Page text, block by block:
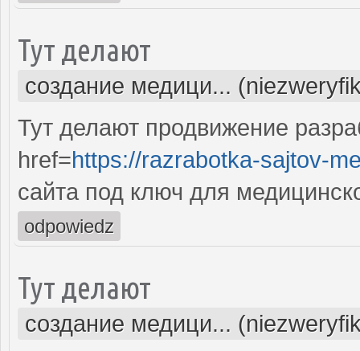
Тут делают
создание медици...
Тут делают продвижение
href=https://razrabotka-sajtov-
сайта под ключ для
odpowiedz
Тут делают
создание медици...